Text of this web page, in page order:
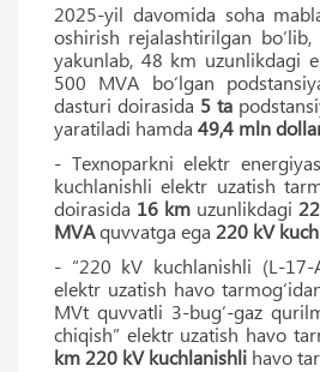
2025-yil davomida soha
oshirish rejalashtirilgan bo‘lib,
yakunlab, 48 km uzunlikdagi
500 MVA bo‘lgan
dasturi doirasida 5 ta
yaratiladi hamda 49,4 mln
- Texnoparkni elektr
kuchlanishli elektr uzatish
doirasida 16 km uzunlikdagi
MVAquvvatga ega 220 kV
- “220 kV kuchlanishli (L-17-
elektr uzatish havo
MVt quvvatli 3-bug‘-gaz
chiqish” elektr uzatish havo
km220 kV kuchlanishli havo